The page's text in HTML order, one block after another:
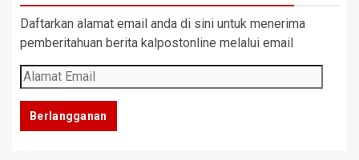
Daftarkan alamat email anda di sini untuk menerima
pemberitahuan berita kalpostonline melalui email
Alamat
Email
Berlangganan